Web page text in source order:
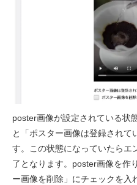
poster画像が設定されている状
と「ポスター画像は登録されて
す。この状態になっていたらエ
了となります。poster画像を作
ー画像を削除」にチェックを入